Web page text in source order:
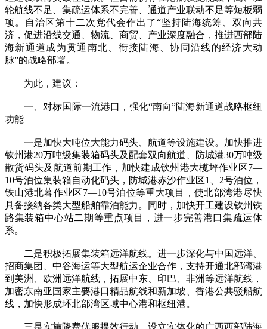
轮航线不足、集疏运体系不完善、通道产业联动不足等短板弱
项。自治区第十二次党代会作出了“坚持陆海统筹、双向共
济，促进沿线交通、物流、商贸、产业深度融合，推进西部陆
海新通道成为贯通南北、衔接陆海、协同沿线的经济大动
脉”的战略部署。
为此，建议：
一、对标国际一流港口，强化“南向”陆海新通道战略枢纽
功能
一是加快大吨位大能力码头、航道等设施建设。加快推进
钦州港20万吨级集装箱码头及配套双向航道、防城港30万吨级
散货码头及航道前期工作，加快建成钦州港大榄坪作业区7—
10号泊位集装箱自动化码头，防城港赤沙作业区1、2号泊位，
铁山港北暮作业区7—10号泊位等重大项目，使北部湾港尽快
具备接纳各类大型船舶靠泊能力。同时，加快开工建设钦州铁
路集装箱中心站二期等重点项目，进一步完善港口集疏运体
系。
二是积极拓展集装箱远洋航线。进一步深化与中国远洋、
招商集团、中谷海运等大型航运企业合作，支持开通北部湾港
到美洲、欧洲远洋航线，拓展中东、印巴、非洲等远洋航线，
加密东南亚国家主要港口精品航线和新加坡、香港公共驳船航
线，加快形成环北部湾区域中心港和枢纽港。
三是实施降费优服提效行动。设立实体化的广西西部陆海